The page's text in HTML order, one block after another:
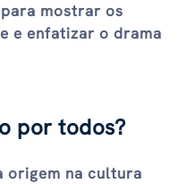
mostrar os
e enfatizar o drama
por todos?
origem na cultura